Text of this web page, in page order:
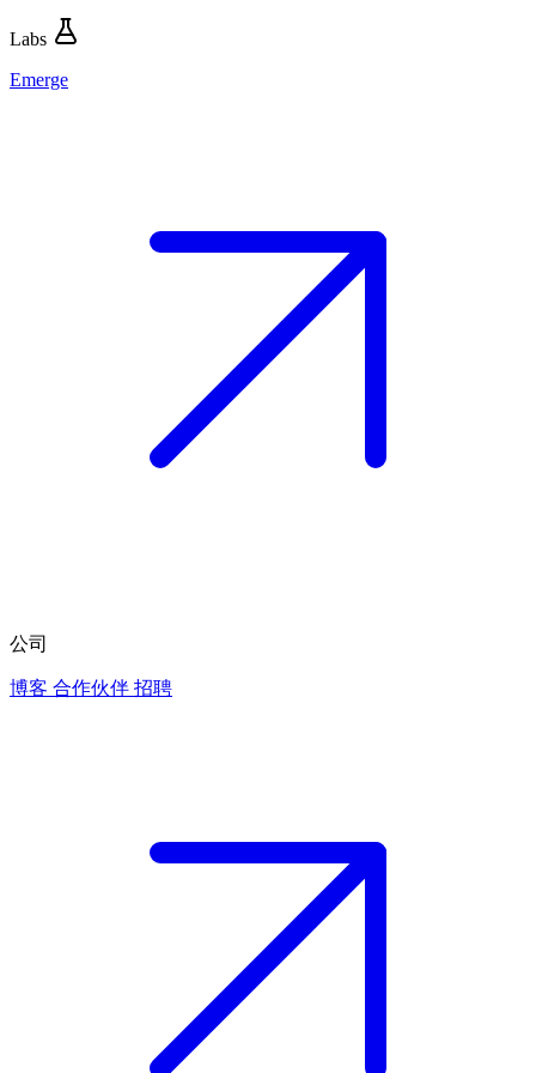
Labs
Emerge
公司
博客 合作伙伴 招聘